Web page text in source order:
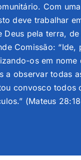
Com
deve trabalhar
pela terra,
Comissão:
os em nome
a observar todas
convosco todos
(Mateus